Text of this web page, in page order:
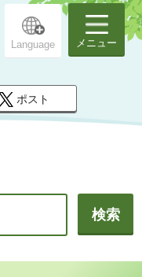
Language メニュー
ポスト